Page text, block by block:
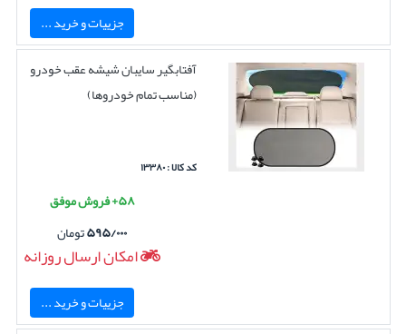
جزییات و خرید ...
آفتابگیر سایبان شیشه عقب خودرو
(مناسب تمام خودروها)
کد کالا : ۱۳۳۸۰
۵۸+ فروش موفق
۵۹۵/۰۰۰تومان
امکان ارسال روزانه
جزییات و خرید ...